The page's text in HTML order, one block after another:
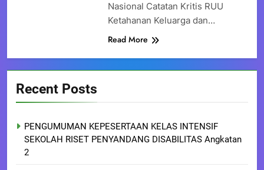
Nasional Catatan Kritis RUU
Ketahanan Keluarga dan…
Read More
Recent Posts
PENGUMUMAN KEPESERTAAN KELAS INTENSIF
SEKOLAH RISET PENYANDANG DISABILITAS Angkatan
2